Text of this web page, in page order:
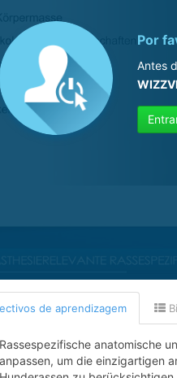
Por
Antes
de aprendizagem
Rassespezifische anatomische
anpassen, um die einzigartigen